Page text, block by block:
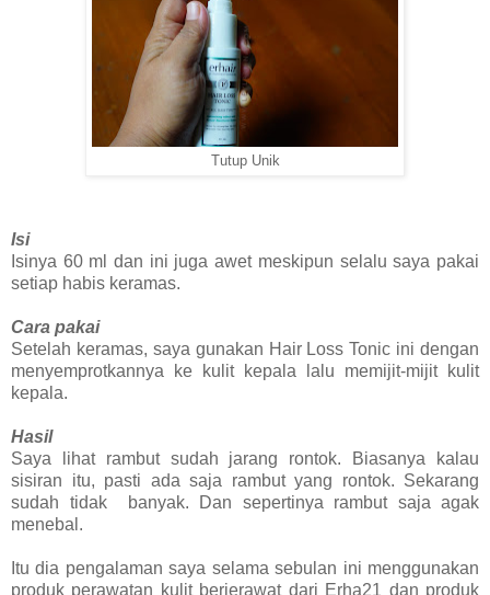
Tutup Unik
Isi
Isinya 60 ml dan ini juga awet meskipun selalu saya pakai
setiap habis keramas.
Cara pakai
Setelah keramas, saya gunakan Hair Loss Tonic ini dengan
menyemprotkannya ke kulit kepala lalu memijit-mijit kulit
kepala.
Hasil
Saya lihat rambut sudah jarang rontok. Biasanya kalau
sisiran itu, pasti ada saja rambut yang rontok. Sekarang
sudah tidak banyak. Dan sepertinya rambut saja agak
menebal.
Itu dia pengalaman saya selama sebulan ini menggunakan
produk perawatan kulit berjerawat dari Erha21 dan produk